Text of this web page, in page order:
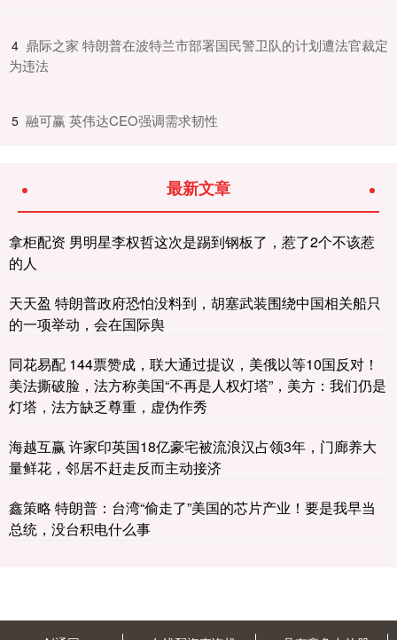
4 ​鼎际之家 特朗普在波特兰市部署国民警卫队的计划遭法官裁定
为违法
5 ​融可赢 英伟达CEO强调需求韧性
最新文章
拿柜配资 男明星李权哲这次是踢到钢板了，惹了2个不该惹
的人
天天盈 特朗普政府恐怕没料到，胡塞武装围绕中国相关船只
的一项举动，会在国际舆
同花易配 144票赞成，联大通过提议，美俄以等10国反对！
美法撕破脸，法方称美国“不再是人权灯塔”，美方：我们仍是
灯塔，法方缺乏尊重，虚伪作秀
海越互赢 许家印英国18亿豪宅被流浪汉占领3年，门廊养大
量鲜花，邻居不赶走反而主动接济
鑫策略 特朗普：台湾“偷走了”美国的芯片产业！要是我早当
总统，没台积电什么事